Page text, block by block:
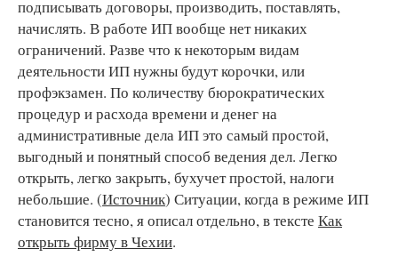
подписывать договоры, производить, поставлять,
начислять. В работе ИП вообще нет никаких
ограничений. Разве что к некоторым видам
деятельности ИП нужны будут корочки, или
профэкзамен. По количеству бюрократических
процедур и расхода времени и денег на
административные дела ИП это самый простой,
выгодный и понятный способ ведения дел. Легко
открыть, легко закрыть, бухучет простой, налоги
небольшие. (Источник) Ситуации, когда в режиме ИП
становится тесно, я описал отдельно, в тексте Как
открыть фирму в Чехии.